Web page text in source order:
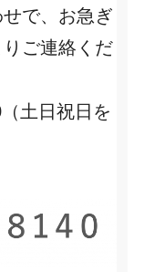
で、お急ぎ
ご連絡くだ
土日祝日を